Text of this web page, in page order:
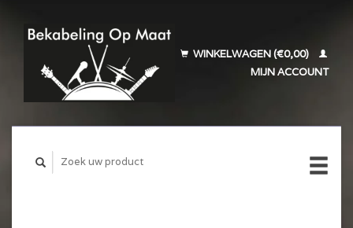
WINKELWAGEN (€0,00)
MIJN ACCOUNT